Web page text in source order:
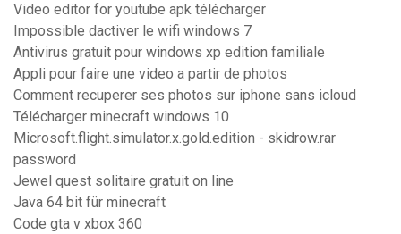
Video editor for youtube apk télécharger
Impossible dactiver le wifi windows 7
Antivirus gratuit pour windows xp edition familiale
Appli pour faire une video a partir de photos
Comment recuperer ses photos sur iphone sans icloud
Télécharger minecraft windows 10
Microsoft.flight.simulator.x.gold.edition - skidrow.rar
password
Jewel quest solitaire gratuit on line
Java 64 bit für minecraft
Code gta v xbox 360